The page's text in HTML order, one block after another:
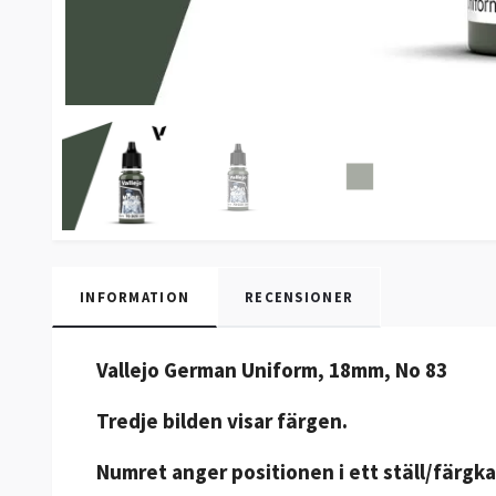
INFORMATION RECENSIONER
Vallejo German Uniform, 18mm, No 83
Tredje bilden visar färgen.
Numret anger positionen i ett ställ/